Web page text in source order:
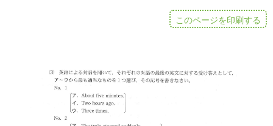
このページを印刷する